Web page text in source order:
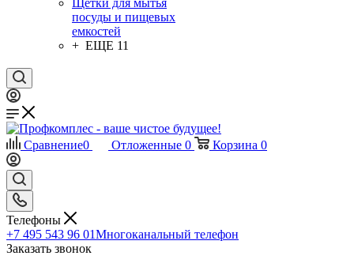
Щетки для мытья
посуды и пищевых
емкостей
+ ЕЩЕ 11
Сравнение0 Отложенные 0 Корзина 0
Телефоны
+7 495 543 96 01Многоканальный телефон
Заказать звонок